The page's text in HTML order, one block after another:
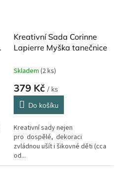
Kreativní Sada Corinne
Lapierre Myška tanečnice
Skladem (2 ks)
379 Kč / ks
Do košíku
Kreativní sady nejen
pro dospělé, dekoraci
zvládnou ušít i šikovné děti (cca
od...